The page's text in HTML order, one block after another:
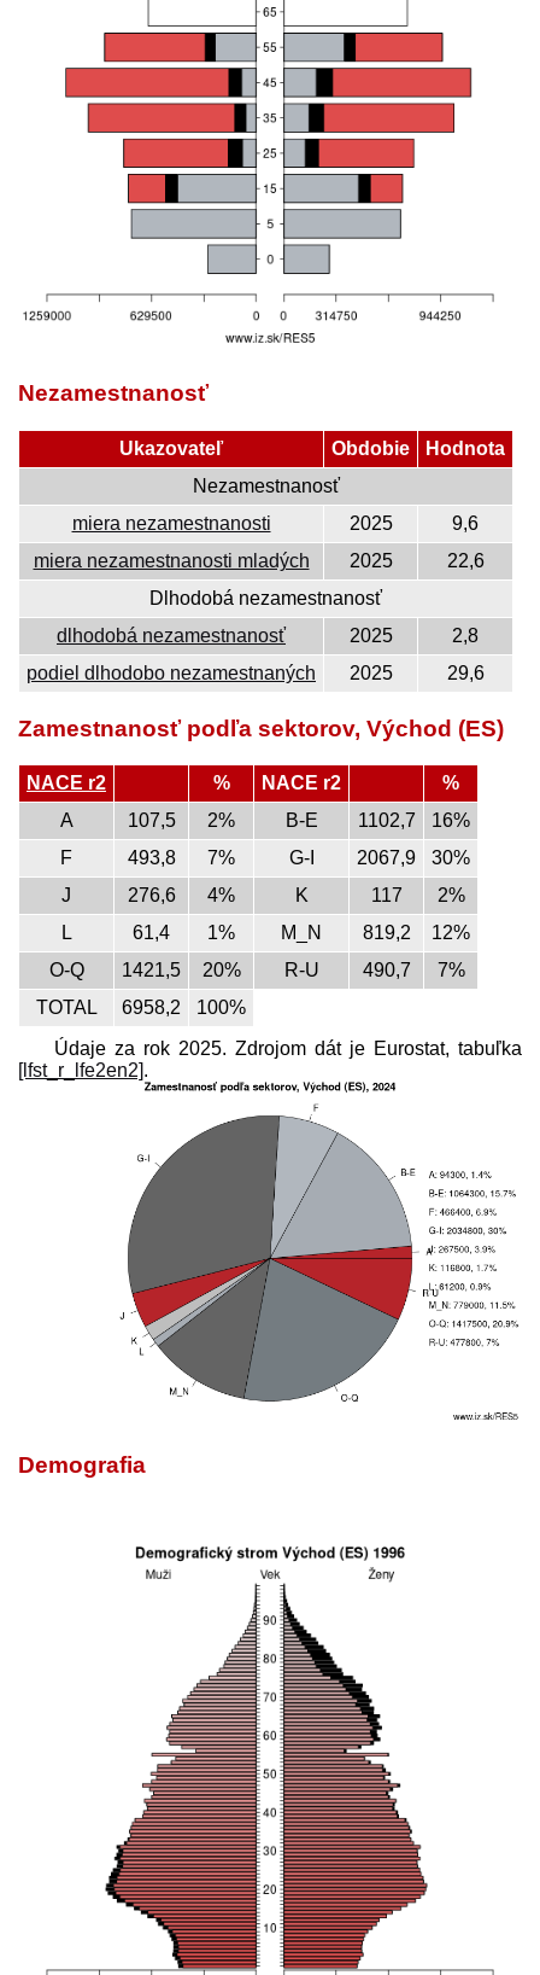
Nezamestnanosť
Ukazovateľ Obdobie
Hodnota
Nezamestnanosť
miera nezamestnanosti
2025
9,6
miera nezamestnanosti mladých
2025
22,6
Dlhodobá nezamestnanosť
dlhodobá nezamestnanosť
2025
2,8
podiel dlhodobo nezamestnaných
2025 29,6
Zamestnanosť podľa sektorov, Východ (ES)
NACE r2 % NACE r2
%
A
107,5 2% B-E 1102,7
16%
F
493,8 7% G-I 2067,9
30%
J
276,6 4% K 117
2%
L
61,4 1% M_N 819,2
12%
O-Q
1421,5 20% R-U 490,7
7%
TOTAL
6958,2
100%
Údaje za rok 2025. Zdrojom dát je Eurostat, tabuľka
[lfst_r_lfe2en2].
Demografia